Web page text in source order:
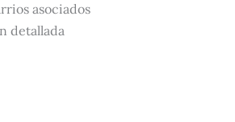
asociados
detallada